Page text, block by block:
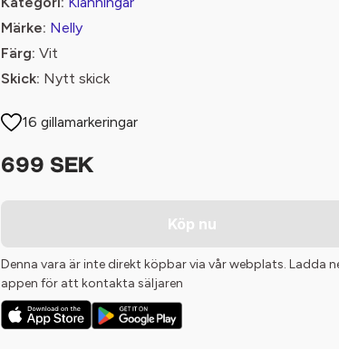
Märke: Nelly
Färg: Vit
Skick: Nytt skick
16 gillamarkeringar
699 SEK
Köp nu
Denna vara är inte direkt köpbar via vår webplats. Ladda
appen för att kontakta säljaren